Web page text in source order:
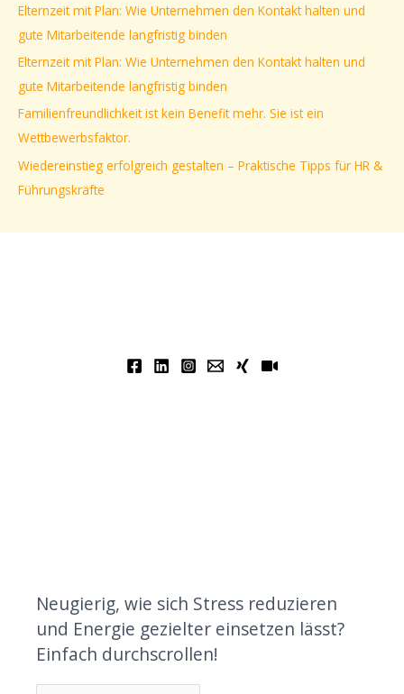
n
a
c
h
:
Elternzeit mit Plan: Wie Unternehmen den Kontakt halten und
gute Mitarbeitende langfristig binden
Elternzeit mit Plan: Wie Unternehmen den Kontakt halten und
gute Mitarbeitende langfristig binden
Familienfreundlichkeit ist kein Benefit mehr. Sie ist ein
Wettbewerbsfaktor.
Wiedereinstieg erfolgreich gestalten – Praktische Tipps für HR &
Führungskräfte
Neugierig, wie sich Stress reduzieren
und Energie gezielter einsetzen lässt?
Einfach durchscrollen!